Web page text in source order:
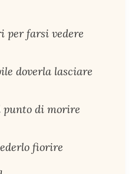
per farsi vedere
doverla lasciare
punto di morire
fiorire